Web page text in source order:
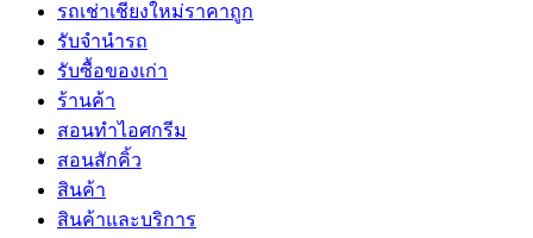
รถเช่าเชียงใหม่ราคาถูก
รับจำนำรถ
รับซื้อของเก่า
ร้านค้า
สอนทำไอศกรีม
สอนสักคิ้ว
สินค้า
สินค้าและบริการ